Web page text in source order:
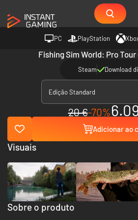
PC PlayStation
Fishing Sim World: Pro Tour
Steam Download
Edição Standard
20 €-70%
Adicionar ao
Sobre o produto
Visuais